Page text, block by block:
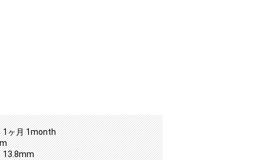
1ヶ月 1month
13.8mm